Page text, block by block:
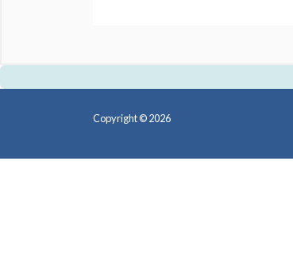
Copyright © 2026